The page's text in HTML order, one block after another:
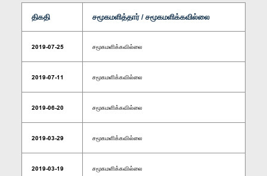
திகதி சமூகமளித்தார் / சமூகமளிக்கவில்லை
2019-07-25 சமூகமளிக்கவில்லை
2019-07-11 சமூகமளிக்கவில்லை
2019-06-20 சமூகமளிக்கவில்லை
2019-03-29 சமூகமளிக்கவில்லை
2019-03-19 சமூகமளிக்கவில்லை